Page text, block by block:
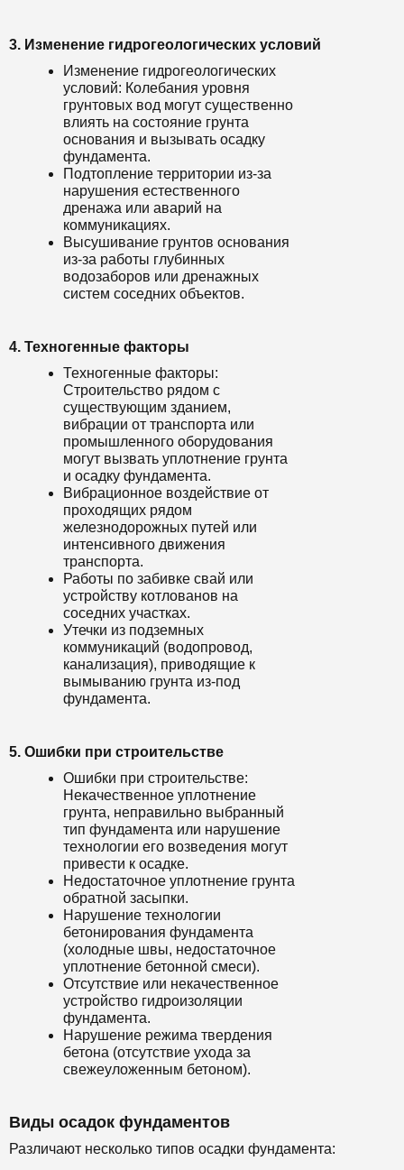
3. Изменение гидрогеологических условий
Изменение гидрогеологических
условий: Колебания уровня
грунтовых вод могут существенно
влиять на состояние грунта
основания и вызывать осадку
фундамента.
Подтопление территории из-за
нарушения естественного
дренажа или аварий на
коммуникациях.
Высушивание грунтов основания
из-за работы глубинных
водозаборов или дренажных
систем соседних объектов.
4. Техногенные факторы
Техногенные факторы:
Строительство рядом с
существующим зданием,
вибрации от транспорта или
промышленного оборудования
могут вызвать уплотнение грунта
и осадку фундамента.
Вибрационное воздействие от
проходящих рядом
железнодорожных путей или
интенсивного движения
транспорта.
Работы по забивке свай или
устройству котлованов на
соседних участках.
Утечки из подземных
коммуникаций (водопровод,
канализация), приводящие к
вымыванию грунта из-под
фундамента.
5. Ошибки при строительстве
Ошибки при строительстве:
Некачественное уплотнение
грунта, неправильно выбранный
тип фундамента или нарушение
технологии его возведения могут
привести к осадке.
Недостаточное уплотнение грунта
обратной засыпки.
Нарушение технологии
бетонирования фундамента
(холодные швы, недостаточное
уплотнение бетонной смеси).
Отсутствие или некачественное
устройство гидроизоляции
фундамента.
Нарушение режима твердения
бетона (отсутствие ухода за
свежеуложенным бетоном).
Виды осадок фундаментов
Различают несколько типов осадки фундамента: